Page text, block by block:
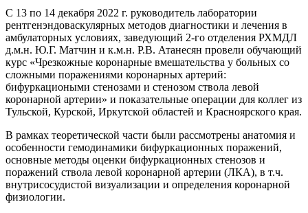
С 13 по 14 декабря 2022 г. руководитель лаборатории
рентгенэндоваскулярных методов диагностики и лечения в
амбулаторных условиях, заведующий 2-го отделения РХМДЛ
д.м.н. Ю.Г. Матчин и к.м.н. Р.В. Атанесян провели обучающий
курс «Чрезкожные коронарные вмешательства у больных со
сложными поражениями коронарных артерий:
бифуркациоными стенозами и стенозом ствола левой
коронарной артерии» и показательные операции для коллег из
Тульской, Курской, Иркутской областей и Красноярского края.
В рамках теоретической части были рассмотрены анатомия и
особенности гемодинамики бифуркационных поражений,
основные методы оценки бифуркационных стенозов и
поражений ствола левой коронарной артерии (ЛКА), в т.ч.
внутрисосудистой визуализации и определения коронарной
физиологии.